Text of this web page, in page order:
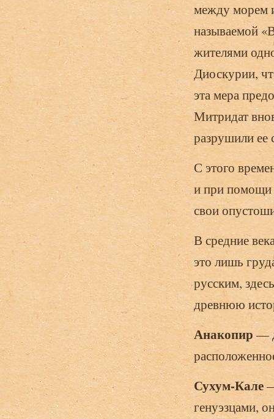
между морем
называемой
жителями
Диоскурии,
эта мера
Митридат
разрушили ее
С этого
и при помощи
свои
В средние
это лишь
русским,
древнюю
Анакопир —
Сухум-Кале
генуэзцами,